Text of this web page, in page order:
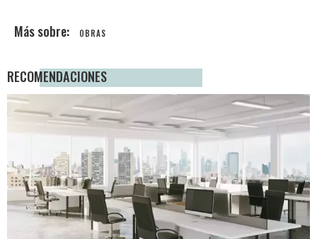
OBRAS
RECOMENDACIONES